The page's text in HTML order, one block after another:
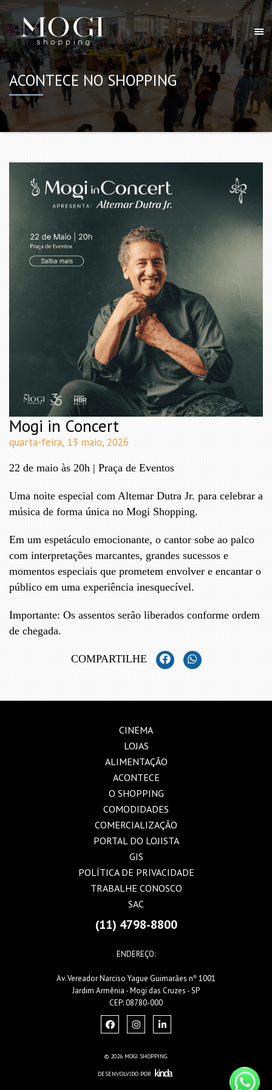
ACONTECE NO SHOPPING
Mogi in Concert
quarta-feira, 13 maio, 2026
22 de maio às 20h | Praça de Eventos
Uma noite especial com Altemar Dutra Jr. para celebrar a
música de forma única no Mogi Shopping.
Em um espetáculo emocionante, o cantor sobe ao palco
com interpretações marcantes, grandes sucessos e
momentos especiais que prometem envolver e encantar o
público em uma experiência inesquecível.
Importante: Os assentos serão liberados conforme ordem
de chegada.
COMPARTILHE
CINEMA
LOJAS
ALIMENTAÇÃO
ACONTECE
O SHOPPING
COMODIDADES
COMERCIALIZAÇÃO
PORTAL DO LOJISTA
GIS
POLÍTICA DE PRIVACIDADE
TRABALHE CONOSCO
SAC
(11) 4798-8800
ENDEREÇO:
Av. Vereador Narciso Yague Guimarães nº 1001
Jardim Armênia - Mogi das Cruzes - SP
CEP: 08780-000
© 2026 MOGI SHOPPING.
DESENVOLVIDO POR